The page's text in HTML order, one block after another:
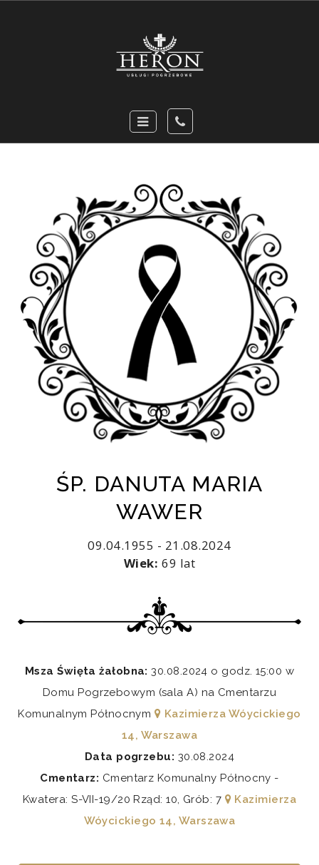
ŚP. DANUTA MARIA
WAWER
09.04.1955 - 21.08.2024
Wiek: 69 lat
Msza Święta żałobna: 30.08.2024 o godz. 15:00 w
Domu Pogrzebowym (sala A) na Cmentarzu
Komunalnym Północnym
Kazimierza Wóycickiego
14, Warszawa
Data pogrzebu: 30.08.2024
Cmentarz: Cmentarz Komunalny Północny -
Kwatera: S-VII-19/20 Rząd: 10, Grób: 7
Kazimierza
Wóycickiego 14, Warszawa